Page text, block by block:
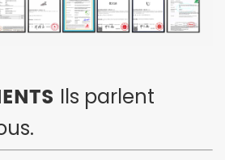
Ils parlent